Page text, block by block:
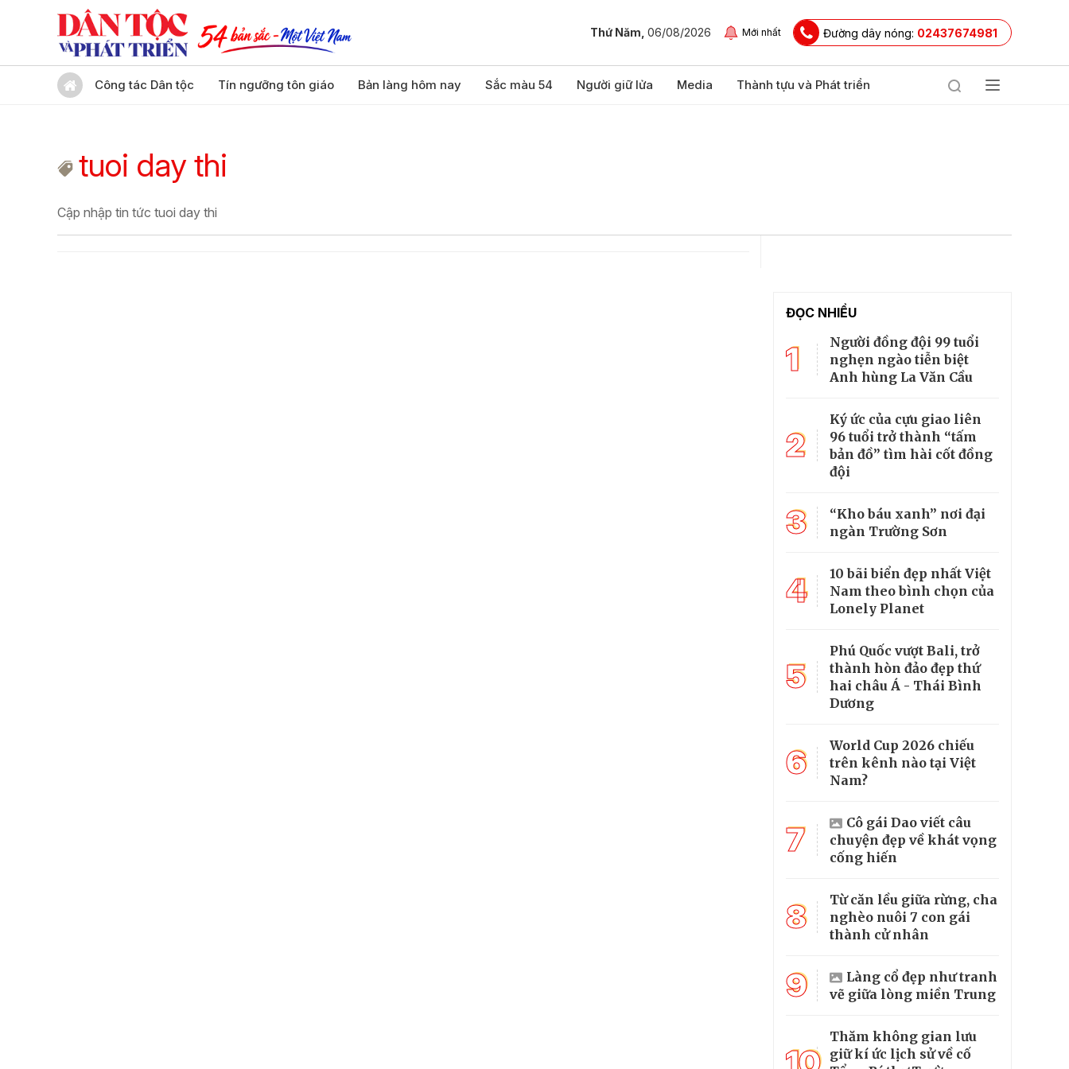
Thứ Năm, 06/08/2026 Mới nhất Đường dây nóng: 02437674981
Công tác Dân tộc Tín ngưỡng tôn giáo Bản làng hôm nay Sắc màu 54 Người giữ lửa Media Thành tựu và Phát triển
tuoi day thi
Cập nhập tin tức tuoi day thi
ĐỌC NHIỀU
1
Người đồng đội 99 tuổi
nghẹn ngào tiễn biệt
Anh hùng La Văn Cầu
2
Ký ức của cựu giao liên
96 tuổi trở thành “tấm
bản đồ” tìm hài cốt đồng
đội
3
“Kho báu xanh” nơi đại
ngàn Trường Sơn
4
10 bãi biển đẹp nhất Việt
Nam theo bình chọn của
Lonely Planet
5
Phú Quốc vượt Bali, trở
thành hòn đảo đẹp thứ
hai châu Á - Thái Bình
Dương
6
World Cup 2026 chiếu
trên kênh nào tại Việt
Nam?
7
Cô gái Dao viết câu
chuyện đẹp về khát vọng
cống hiến
8
Từ căn lều giữa rừng, cha
nghèo nuôi 7 con gái
thành cử nhân
9
Làng cổ đẹp như tranh
vẽ giữa lòng miền Trung
Thăm không gian lưu
giữ kí ức lịch sử về cố